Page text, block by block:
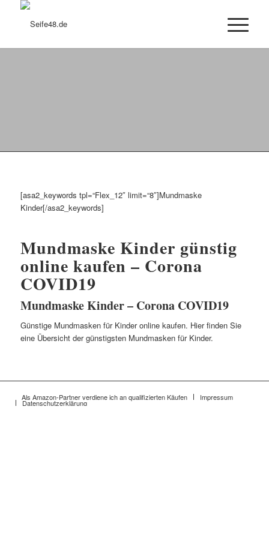
[asa2_keywords tpl=“Flex_12″ limit=“8″]Mundmaske
Kinder[/asa2_keywords]
Mundmaske Kinder günstig
online kaufen – Corona
COVID19
Mundmaske Kinder – Corona COVID19
Günstige Mundmasken für Kinder online kaufen. Hier finden Sie
eine Übersicht der günstigsten Mundmasken für Kinder.
Als Amazon-Partner verdiene ich an qualifizierten Käufen Impressum
Datenschutzerklärung